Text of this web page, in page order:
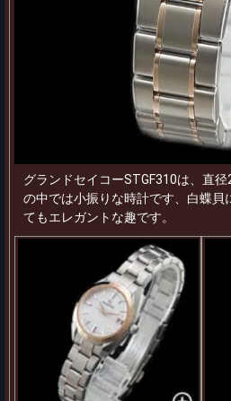
グランドセイコーSTGF310は、直
の中では小振りな時計です、白蝶貝
てもエレガントな趣です。